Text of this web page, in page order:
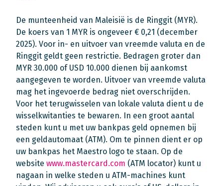
De munteenheid van Maleisië is de Ringgit (MYR).
De koers van 1 MYR is ongeveer € 0,21 (december
2025). Voor in- en uitvoer van vreemde valuta en de
Ringgit geldt geen restrictie. Bedragen groter dan
MYR 30.000 of USD 10.000 dienen bij aankomst
aangegeven te worden. Uitvoer van vreemde valuta
mag het ingevoerde bedrag niet overschrijden.
Voor het terugwisselen van lokale valuta dient u de
wisselkwitanties te bewaren. In een groot aantal
steden kunt u met uw bankpas geld opnemen bij
een geldautomaat (ATM). Om te pinnen dient er op
uw bankpas het Maestro logo te staan. Op de
website www.mastercard.com (ATM locator) kunt u
nagaan in welke steden u ATM-machines kunt